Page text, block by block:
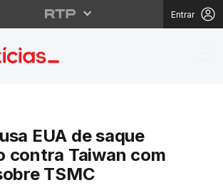
Entrar
acusa EUA
EUA de saque
contra Taiwan com
TSMC